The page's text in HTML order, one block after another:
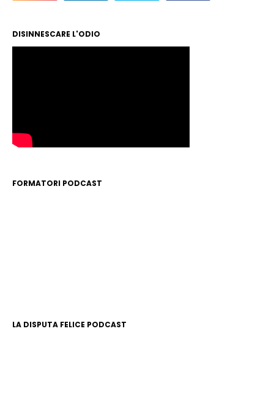
DISINNESCARE L'ODIO
FORMATORI PODCAST
LA DISPUTA FELICE PODCAST